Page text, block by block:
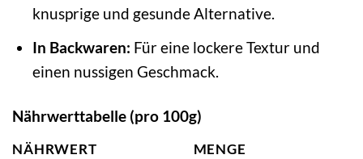
knusprige und gesunde Alternative.
In Backwaren: Für eine lockere Textur und
einen nussigen Geschmack.
Nährwerttabelle (pro 100g)
NÄHRWERT
MENGE